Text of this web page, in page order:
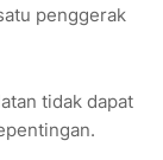
penggerak
tidak dapat